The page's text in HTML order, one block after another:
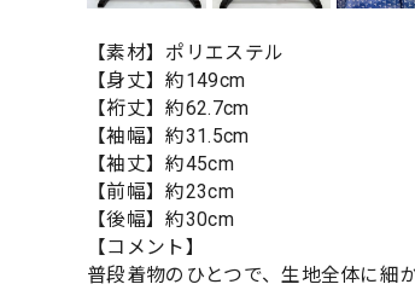
【素材】ポリエステル
【身丈】約149cm
【裄丈】約62.7cm
【袖幅】約31.5cm
【袖丈】約45cm
【前幅】約23cm
【後幅】約30cm
【コメント】
普段着物のひとつで、生地全体に細